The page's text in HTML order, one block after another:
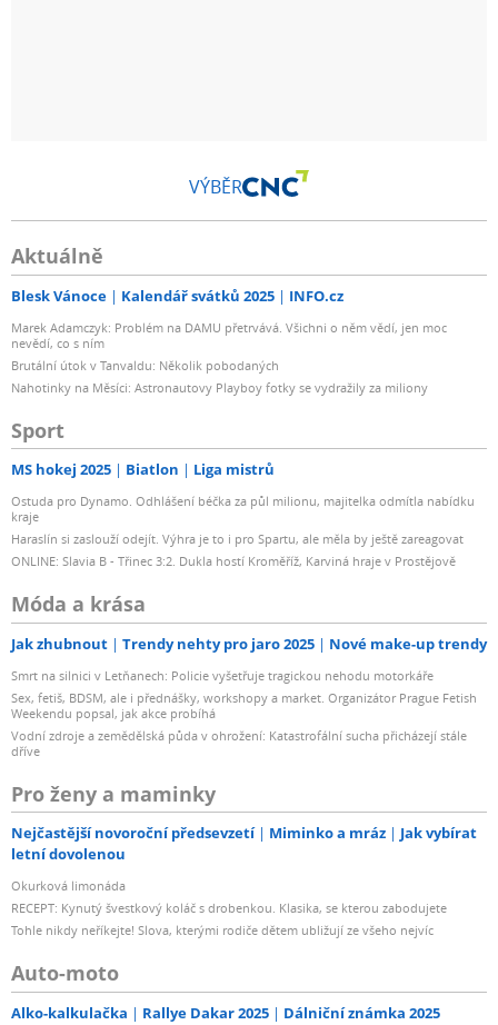
VÝBĚR
Aktuálně
Blesk Vánoce Kalendář svátků 2025 INFO.cz
Marek Adamczyk: Problém na DAMU přetrvává. Všichni o něm vědí, jen moc
nevědí, co s ním
Brutální útok v Tanvaldu: Několik pobodaných
Nahotinky na Měsíci: Astronautovy Playboy fotky se vydražily za miliony
Sport
MS hokej 2025 Biatlon Liga mistrů
Ostuda pro Dynamo. Odhlášení béčka za půl milionu, majitelka odmítla nabídku
kraje
Haraslín si zaslouží odejít. Výhra je to i pro Spartu, ale měla by ještě zareagovat
ONLINE: Slavia B - Třinec 3:2. Dukla hostí Kroměříž, Karviná hraje v Prostějově
Móda a krása
Jak zhubnout Trendy nehty pro jaro 2025 Nové make-up trendy
Smrt na silnici v Letňanech: Policie vyšetřuje tragickou nehodu motorkáře
Sex, fetiš, BDSM, ale i přednášky, workshopy a market. Organizátor Prague Fetish
Weekendu popsal, jak akce probíhá
Vodní zdroje a zemědělská půda v ohrožení: Katastrofální sucha přicházejí stále
dříve
Pro ženy a maminky
Nejčastější novoroční předsevzetí Miminko a mráz
Jak vybírat
letní dovolenou
Okurková limonáda
RECEPT: Kynutý švestkový koláč s drobenkou. Klasika, se kterou zabodujete
Tohle nikdy neříkejte! Slova, kterými rodiče dětem ubližují ze všeho nejvíc
Auto-moto
Alko-kalkulačka Rallye Dakar 2025 Dálniční známka 2025